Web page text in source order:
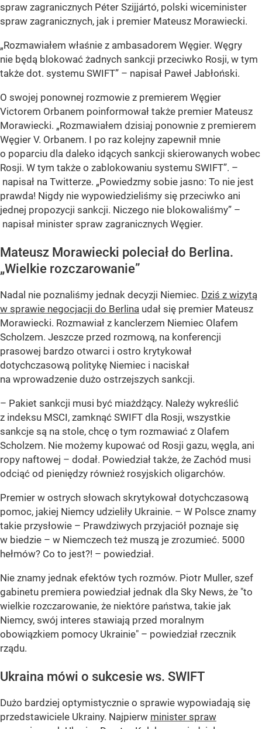
spraw zagranicznych Péter Szijjártó, polski wiceminister
spraw zagranicznych, jak i premier Mateusz Morawiecki.
„Rozmawiałem właśnie z ambasadorem Węgier. Węgry
nie będą blokować żadnych sankcji przeciwko Rosji, w tym
także dot. systemu SWIFT” – napisał Paweł Jabłoński.
O swojej ponownej rozmowie z premierem Węgier
Victorem Orbanem poinformował także premier Mateusz
Morawiecki. „Rozmawiałem dzisiaj ponownie z premierem
Węgier V. Orbanem. I po raz kolejny zapewnił mnie
o poparciu dla daleko idących sankcji skierowanych wobec
Rosji. W tym także o zablokowaniu systemu SWIFT”. –
napisał na Twitterze. „Powiedzmy sobie jasno: To nie jest
prawda! Nigdy nie wypowiedzieliśmy się przeciwko ani
jednej propozycji sankcji. Niczego nie blokowaliśmy” –
napisał minister spraw zagranicznych Węgier.
Mateusz Morawiecki poleciał do Berlina.
„Wielkie rozczarowanie”
Nadal nie poznaliśmy jednak decyzji Niemiec. Dziś z wizytą
w sprawie negocjacji do Berlina udał się premier Mateusz
Morawiecki. Rozmawiał z kanclerzem Niemiec Olafem
Scholzem. Jeszcze przed rozmową, na konferencji
prasowej bardzo otwarci i ostro krytykował
dotychczasową politykę Niemiec i naciskał
na wprowadzenie dużo ostrzejszych sankcji.
– Pakiet sankcji musi być miażdżący. Należy wykreślić
z indeksu MSCI, zamknąć SWIFT dla Rosji, wszystkie
sankcje są na stole, chcę o tym rozmawiać z Olafem
Scholzem. Nie możemy kupować od Rosji gazu, węgla, ani
ropy naftowej – dodał. Powiedział także, że Zachód musi
odciąć od pieniędzy również rosyjskich oligarchów.
Premier w ostrych słowach skrytykował dotychczasową
pomoc, jakiej Niemcy udzieliły Ukrainie. – W Polsce znamy
takie przysłowie – Prawdziwych przyjaciół poznaje się
w biedzie – w Niemczech też muszą je zrozumieć. 5000
hełmów? Co to jest?! – powiedział.
Nie znamy jednak efektów tych rozmów. Piotr Muller, szef
gabinetu premiera powiedział jednak dla Sky News, że "to
wielkie rozczarowanie, że niektóre państwa, takie jak
Niemcy, swój interes stawiają przed moralnym
obowiązkiem pomocy Ukrainie" – powiedział rzecznik
rządu.
Ukraina mówi o sukcesie ws. SWIFT
Dużo bardziej optymistycznie o sprawie wypowiadają się
przedstawiciele Ukrainy. Najpierw minister spraw